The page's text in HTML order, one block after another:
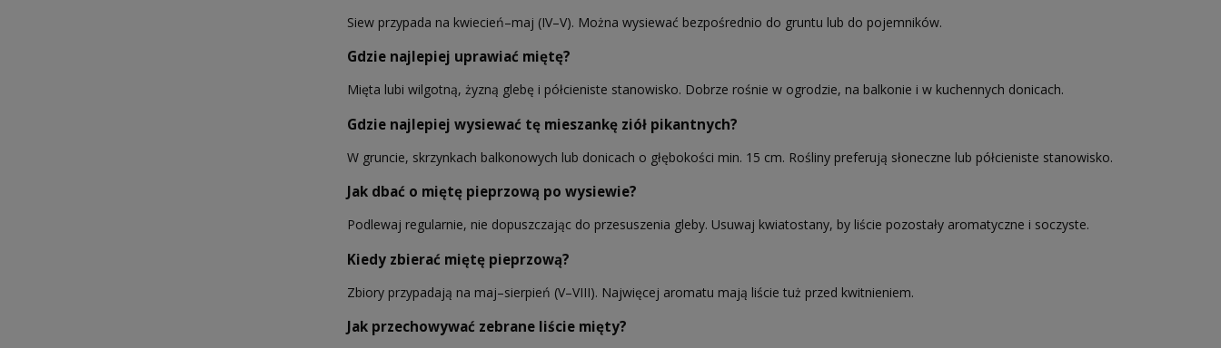
Siew przypada na kwiecień–maj (IV–V). Można wysiewać bezpośrednio do gruntu lub do pojemników.
Gdzie najlepiej uprawiać miętę?
Mięta lubi wilgotną, żyzną glebę i półcieniste stanowisko. Dobrze rośnie w ogrodzie, na balkonie i w kuchennych donicach.
Gdzie najlepiej wysiewać tę mieszankę ziół pikantnych?
W gruncie, skrzynkach balkonowych lub donicach o głębokości min. 15 cm. Rośliny preferują słoneczne lub półcieniste stanowisko.
Jak dbać o miętę pieprzową po wysiewie?
Podlewaj regularnie, nie dopuszczając do przesuszenia gleby. Usuwaj kwiatostany, by liście pozostały aromatyczne i soczyste.
Kiedy zbierać miętę pieprzową?
Zbiory przypadają na maj–sierpień (V–VIII). Najwięcej aromatu mają liście tuż przed kwitnieniem.
Jak przechowywać zebrane liście mięty?